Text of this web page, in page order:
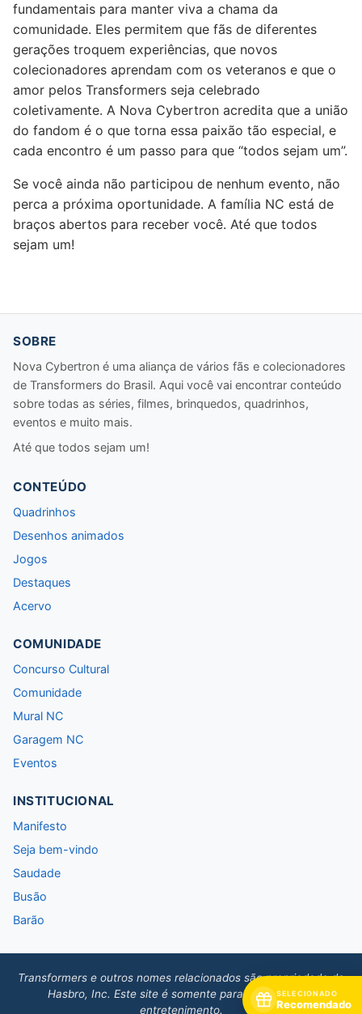
fundamentais para manter viva a chama da
comunidade. Eles permitem que fãs de diferentes
gerações troquem experiências, que novos
colecionadores aprendam com os veteranos e que o
amor pelos Transformers seja celebrado
coletivamente. A Nova Cybertron acredita que a união
do fandom é o que torna essa paixão tão especial, e
cada encontro é um passo para que “todos sejam um”.
Se você ainda não participou de nenhum evento, não
perca a próxima oportunidade. A família NC está de
braços abertos para receber você. Até que todos
sejam um!
SOBRE
Nova Cybertron é uma aliança de vários fãs e colecionadores
de Transformers do Brasil. Aqui você vai encontrar conteúdo
sobre todas as séries, filmes, brinquedos, quadrinhos,
eventos e muito mais.
Até que todos sejam um!
CONTEÚDO
Quadrinhos
Desenhos animados
Jogos
Destaques
Acervo
COMUNIDADE
Concurso Cultural
Comunidade
Mural NC
Garagem NC
Eventos
INSTITUCIONAL
Manifesto
Seja bem-vindo
Saudade
Busão
Barão
Transformers e outros nomes relacionados são propriedade da
Hasbro, Inc. Este site é somente para informação e
entretenimento.
SELECIONADO
Recomendado